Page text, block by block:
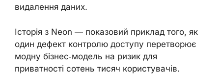
видалення даних.
Історія з Neon — показовий приклад того, як
один дефект контролю доступу перетворює
модну бізнес‑модель на ризик для
приватності сотень тисяч користувачів.